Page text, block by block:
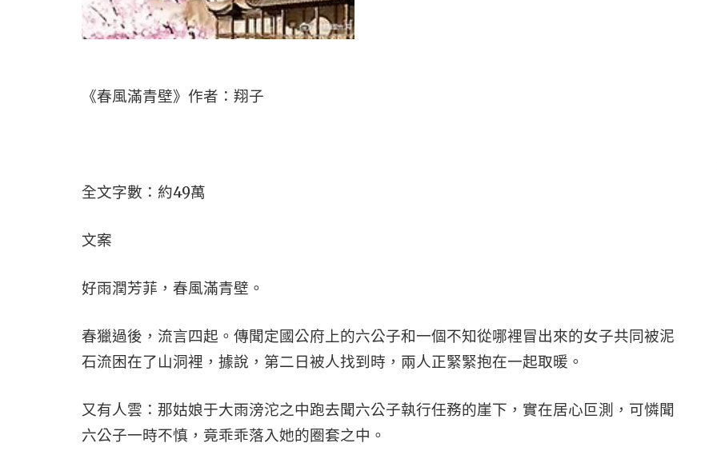
《春風滿青壁》作者：翔子
全文字數：約49萬
文案
好雨潤芳菲，春風滿青壁。
春獵過後，流言四起。傳聞定國公府上的六公子和一個不知從哪裡冒出來的女子共同被泥
石流困在了山洞裡，據說，第二日被人找到時，兩人正緊緊抱在一起取暖。
又有人雲：那姑娘于大雨滂沱之中跑去聞六公子執行任務的崖下，實在居心叵測，可憐聞
六公子一時不慎，竟乖乖落入她的圈套之中。